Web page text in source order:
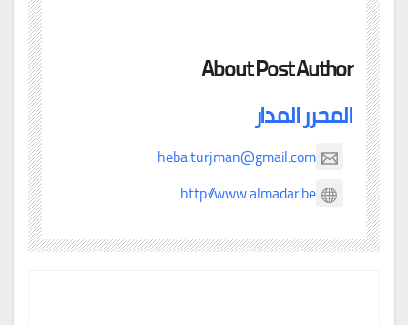
About Post Author
المحرر المدار
heba.turjman@gmail.com
http://www.almadar.be